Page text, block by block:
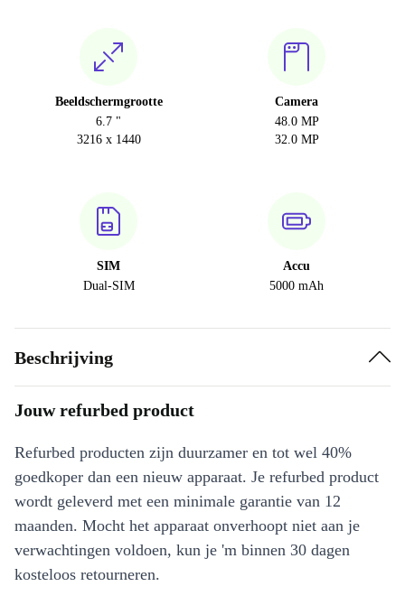
Beeldschermgrootte
6.7 "
3216 x 1440
Camera
48.0 MP
32.0 MP
SIM
Dual-SIM
Accu
5000 mAh
Beschrijving
Jouw refurbed product
Refurbed producten zijn duurzamer en tot wel 40%
goedkoper dan een nieuw apparaat. Je refurbed product
wordt geleverd met een minimale garantie van 12
maanden. Mocht het apparaat onverhoopt niet aan je
verwachtingen voldoen, kun je 'm binnen 30 dagen
kosteloos retourneren.